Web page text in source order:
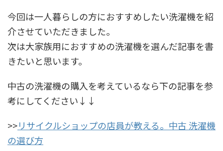
今回は一人暮らしの方におすすめしたい洗濯機を紹
介させていただきました。
次は大家族用におすすめの洗濯機を選んだ記事を書
きたいと思います。
中古の洗濯機の購入を考えているなら下の記事を参
考にしてください↓↓
>>リサイクルショップの店員が教える。中古 洗濯機
の選び方